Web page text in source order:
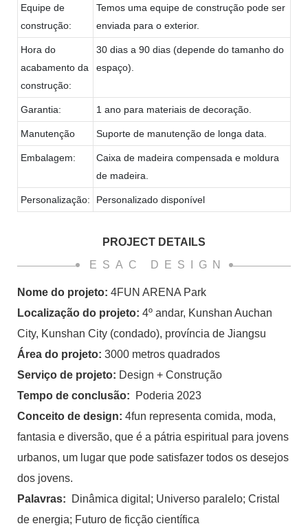
Equipe de
construção:
Temos uma equipe de construção pode ser
enviada para o exterior.
Hora do
acabamento da
construção:
30 dias a 90 dias (depende do tamanho do
espaço).
Garantia: 1 ano para materiais de decoração.
Manutenção Suporte de manutenção de longa data.
Embalagem:
Caixa de madeira compensada e moldura
de madeira.
Personalização: Personalizado disponível
PROJECT DETAILS
ESAC DESIGN
Nome do projeto: 4FUN ARENA Park
Localização do projeto: 4º andar, Kunshan Auchan
City, Kunshan City (condado), província de Jiangsu
Área do projeto: 3000 metros quadrados
Serviço de projeto: Design + Construção
Tempo de conclusão:
Poderia 2023
Conceito de design: 4fun representa comida, moda,
fantasia e diversão, que é a pátria espiritual para jovens
urbanos, um lugar que pode satisfazer todos os desejos
dos jovens.
Palavras:
Dinâmica digital; Universo paralelo; Cristal
de energia; Futuro de ficção científica